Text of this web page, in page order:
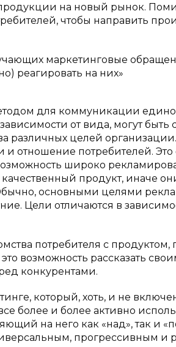
на новый рынок.
чтобы направить
маркетинговые
реагировать на них»
для коммуникации
от вида, могут
различных целей
отношение потребителей. Это
широко
продукт, иначе
основными целями
Цели отличаются в
потребителя с продуктом,
возможность рассказать
конкурентами.
который, хоть, и не
более и более активно
на него как «над», так и
прогрессивным и